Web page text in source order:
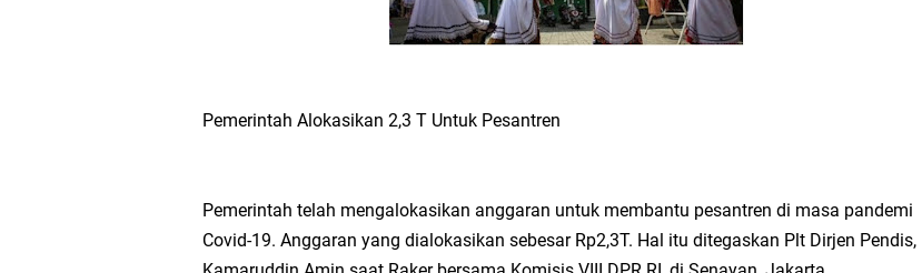
Pemerintah Alokasikan 2,3 T Untuk Pesantren
Pemerintah telah mengalokasikan anggaran untuk membantu pesantren di masa pandemi
Covid-19. Anggaran yang dialokasikan sebesar Rp2,3T. Hal itu ditegaskan Plt Dirjen Pendis,